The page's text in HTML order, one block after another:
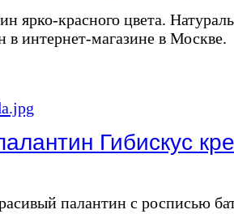
ярко-красного цвета.
в интернет-магазине в Москве.
Гибискус
палантин с росписью